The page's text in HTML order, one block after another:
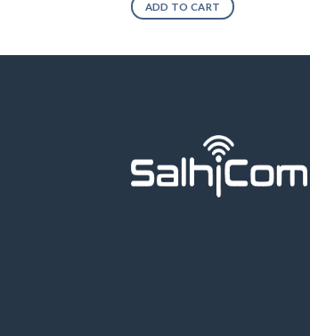
ADD TO CART